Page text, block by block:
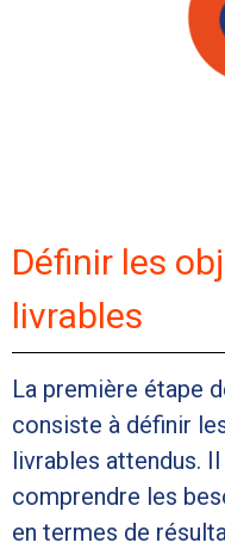
Définir les
livrables
La première étape
consiste à définir
livrables attendus.
comprendre les
en termes de